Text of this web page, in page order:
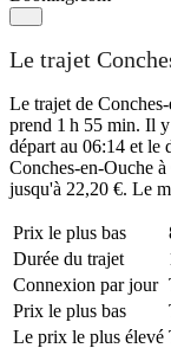
Le trajet
Le trajet de
prend 1 h 55 min. Il
départ au 06:14 et le
Conches-en-Ouche
jusqu'à 22,20 €. Le
Prix ​​le plus bas
Durée du trajet
Connexion par jour
Prix ​​le plus bas
Le prix le plus élevé